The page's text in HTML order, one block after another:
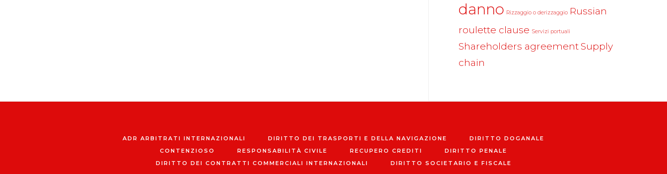
danno Rizzaggio o derizzaggio Russian
roulette clause Servizi portuali
Shareholders agreementSupply
chain
ADR ARBITRATI INTERNAZIONALI DIRITTO DEI TRASPORTI E DELLA NAVIGAZIONE
DIRITTO DOGANALE
CONTENZIOSO
RESPONSABILITÀ CIVILE RECUPERO CREDITI
DIRITTO PENALE
DIRITTO DEI CONTRATTI COMMERCIALI INTERNAZIONALI
DIRITTO SOCIETARIO E FISCALE